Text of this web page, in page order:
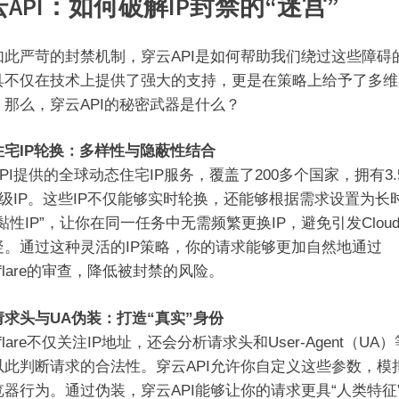
API：如何破解IP封禁的“迷宫”
此严苛的封禁机制，穿云API是如何帮助我们绕过这些障碍
不仅在技术上提供了强大的支持，更是在策略上给予了多
那么，穿云API的秘密武器是什么？
宅IP轮换：多样性与隐蔽性结合
提供的全球动态住宅IP服务，覆盖了200多个国家，拥有
IP。这些IP不仅能够实时轮换，还能够根据需求设置为长
性IP”，让你在同一任务中无需频繁更换IP，避免引发
。通过这种灵活的IP策略，你的请求能够更加自然地通过
的审查，降低被封禁的风险。
求头与UA伪装：打造“真实”身份
不仅关注IP地址，还会分析请求头和User-Agent（UA）
此判断请求的合法性。穿云API允许你自定义这些参数，模
器行为。通过伪装，穿云API能够让你的请求更具“人类特征